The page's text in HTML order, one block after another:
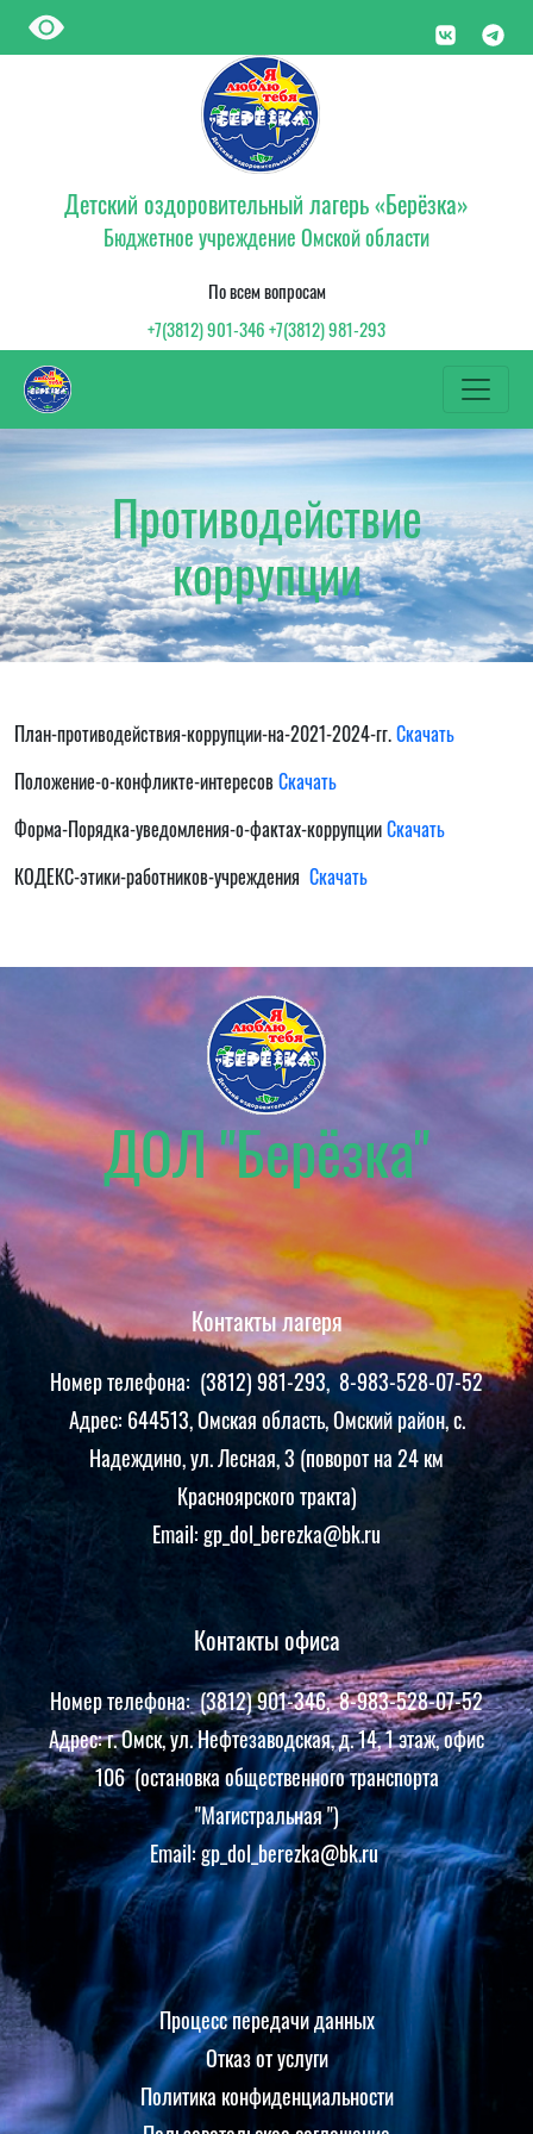
Детский оздоровительный лагерь «Берёзка»
Бюджетное учреждение Омской области
По всем вопросам
+7(3812) 901-346 +7(3812) 981-293
Противодействие
коррупции
План-противодействия-коррупции-на-2021-2024-гг.Скачать
Положение-о-конфликте-интересовСкачать
Форма-Порядка-уведомления-о-фактах-коррупцииСкачать
КОДЕКС-этики-работников-учреждения Скачать
ДОЛ "Берёзка"
Контакты лагеря
Номер телефона: (3812) 981-293, 8-983-528-07-52
Адрес: 644513, Омская область, Омский район, c.
Надеждино, ул. Лесная, 3 (поворот на 24 км
Красноярского тракта)
Email: gp_dol_berezka@bk.ru
Контакты офиса
Номер телефона: (3812) 901-346, 8-983-528-07-52
Адрес: г. Омск, ул. Нефтезаводская, д. 14, 1 этаж, офис
106 (остановка общественного транспорта
"Магистральная ")
Email: gp_dol_berezka@bk.ru
Процесс передачи данных
Отказ от услуги
Политика конфиденциальности